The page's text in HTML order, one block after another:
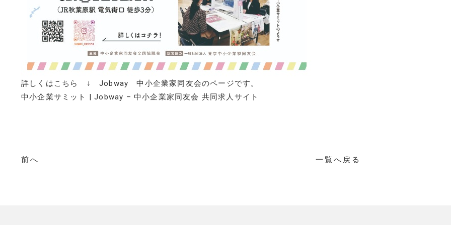
詳しくはこちら ↓ Jobway 中小企業家同友会のページです。
中小企業サミット | Jobway – 中小企業家同友会 共同求人サイト
前へ 一覧へ戻る